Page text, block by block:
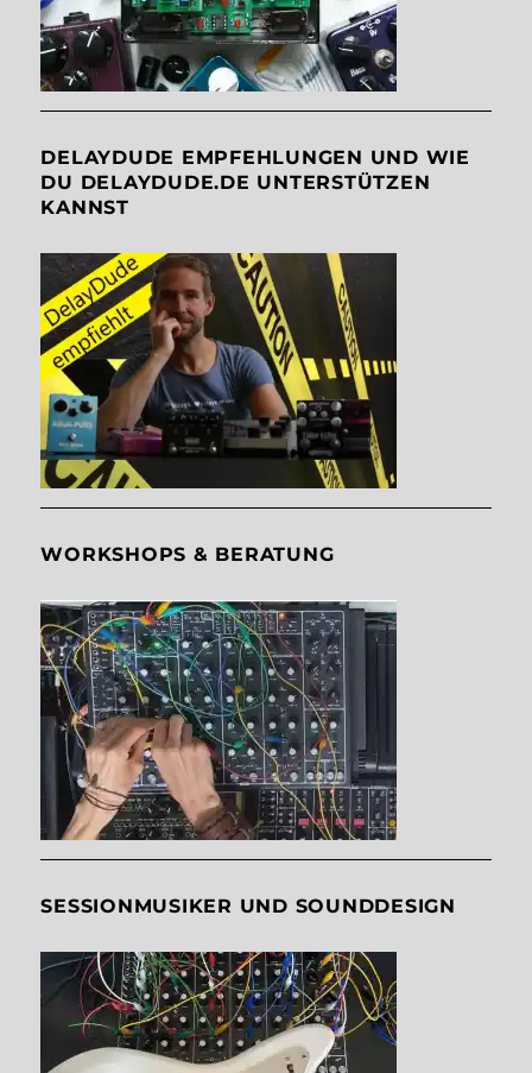
DELAYDUDE EMPFEHLUNGEN UND WIE
DU DELAYDUDE.DE UNTERSTÜTZEN
KANNST
WORKSHOPS & BERATUNG
SESSIONMUSIKER UND SOUNDDESIGN